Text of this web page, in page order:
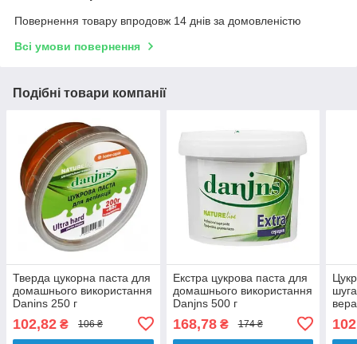
Повернення товару впродовж 14 днів за домовленістю
Всі умови повернення
Подібні товари компанії
Тверда цукорна паста для
домашнього використання
Danins 250 г
102,82 ₴ 106 ₴
Екстра цукрова паста для
домашнього використання
Danjns 500 г
168,78₴ 174 ₴